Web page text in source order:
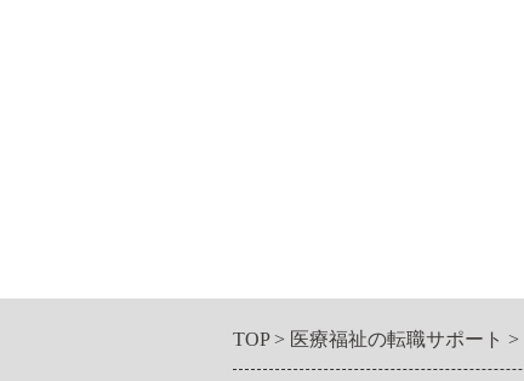
TOP 医療福祉の転職サポート